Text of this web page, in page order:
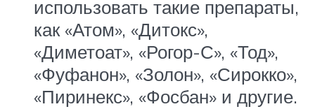
использовать такие препараты,
как «Атом», «Дитокс»,
«Диметоат», «Рогор-С», «Тод»,
«Фуфанон», «Золон», «Сирокко»,
«Пиринекс», «Фосбан» и другие.